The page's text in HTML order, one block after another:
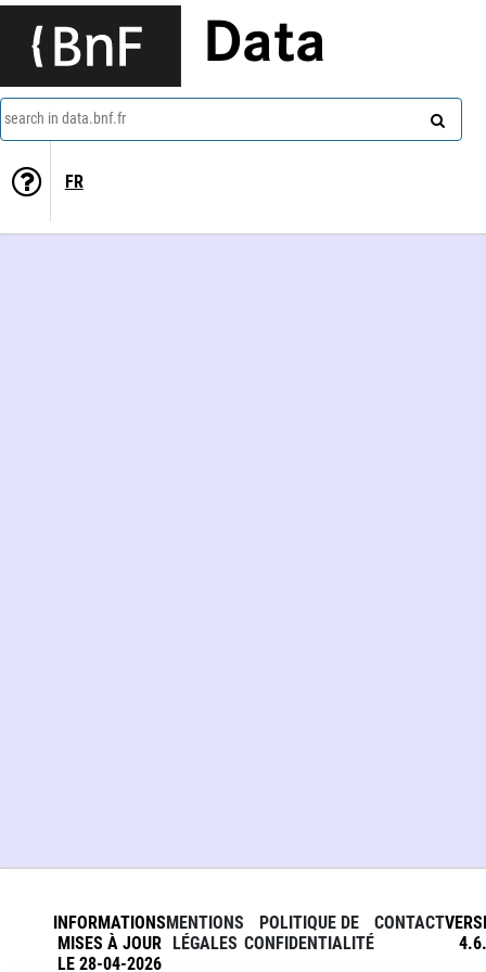
Data
search in data.bnf.fr
FR
INFORMATIONS
MISES À JOUR
LE 28-04-2026
MENTIONS
LÉGALES
POLITIQUE DE
CONFIDENTIALITÉ
CONTACT